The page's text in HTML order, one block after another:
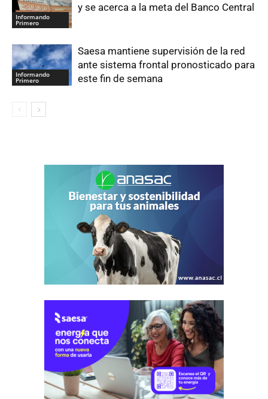
Informando
Primero
y se acerca a la meta del Banco Central
Informando
Primero
Saesa mantiene supervisión de la red
ante sistema frontal pronosticado para
este fin de semana